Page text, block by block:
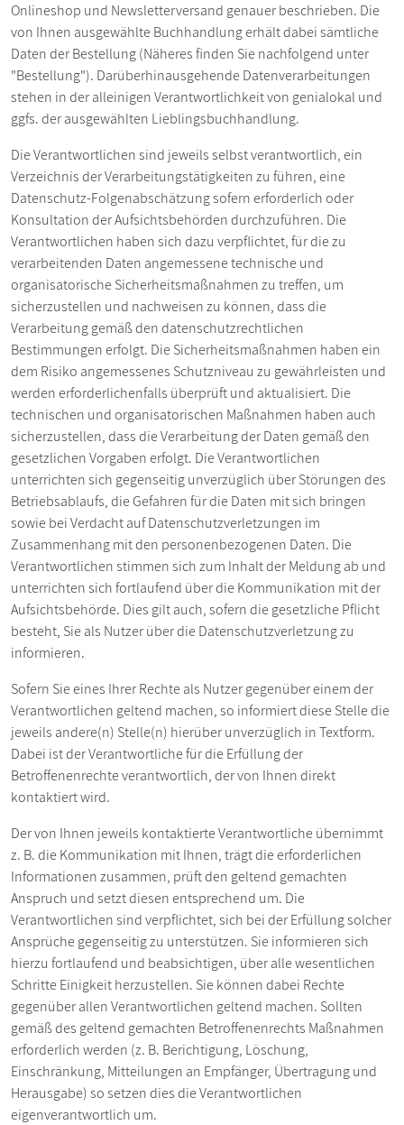
Onlineshop und Newsletterversand genauer beschrieben. Die
von Ihnen ausgewählte Buchhandlung erhält dabei sämtliche
Daten der Bestellung (Näheres finden Sie nachfolgend unter
"Bestellung"). Darüberhinausgehende Datenverarbeitungen
stehen in der alleinigen Verantwortlichkeit von genialokal und
ggfs. der ausgewählten Lieblingsbuchhandlung.
Die Verantwortlichen sind jeweils selbst verantwortlich, ein
Verzeichnis der Verarbeitungstätigkeiten zu führen, eine
Datenschutz-Folgenabschätzung sofern erforderlich oder
Konsultation der Aufsichtsbehörden durchzuführen. Die
Verantwortlichen haben sich dazu verpflichtet, für die zu
verarbeitenden Daten angemessene technische und
organisatorische Sicherheitsmaßnahmen zu treffen, um
sicherzustellen und nachweisen zu können, dass die
Verarbeitung gemäß den datenschutzrechtlichen
Bestimmungen erfolgt. Die Sicherheitsmaßnahmen haben ein
dem Risiko angemessenes Schutzniveau zu gewährleisten und
werden erforderlichenfalls überprüft und aktualisiert. Die
technischen und organisatorischen Maßnahmen haben auch
sicherzustellen, dass die Verarbeitung der Daten gemäß den
gesetzlichen Vorgaben erfolgt. Die Verantwortlichen
unterrichten sich gegenseitig unverzüglich über Störungen des
Betriebsablaufs, die Gefahren für die Daten mit sich bringen
sowie bei Verdacht auf Datenschutzverletzungen im
Zusammenhang mit den personenbezogenen Daten. Die
Verantwortlichen stimmen sich zum Inhalt der Meldung ab und
unterrichten sich fortlaufend über die Kommunikation mit der
Aufsichtsbehörde. Dies gilt auch, sofern die gesetzliche Pflicht
besteht, Sie als Nutzer über die Datenschutzverletzung zu
informieren.
Sofern Sie eines Ihrer Rechte als Nutzer gegenüber einem der
Verantwortlichen geltend machen, so informiert diese Stelle die
jeweils andere(n) Stelle(n) hierüber unverzüglich in Textform.
Dabei ist der Verantwortliche für die Erfüllung der
Betroffenenrechte verantwortlich, der von Ihnen direkt
kontaktiert wird.
Der von Ihnen jeweils kontaktierte Verantwortliche übernimmt
z. B. die Kommunikation mit Ihnen, trägt die erforderlichen
Informationen zusammen, prüft den geltend gemachten
Anspruch und setzt diesen entsprechend um. Die
Verantwortlichen sind verpflichtet, sich bei der Erfüllung solcher
Ansprüche gegenseitig zu unterstützen. Sie informieren sich
hierzu fortlaufend und beabsichtigen, über alle wesentlichen
Schritte Einigkeit herzustellen. Sie können dabei Rechte
gegenüber allen Verantwortlichen geltend machen. Sollten
gemäß des geltend gemachten Betroffenenrechts Maßnahmen
erforderlich werden (z. B. Berichtigung, Löschung,
Einschränkung, Mitteilungen an Empfänger, Übertragung und
Herausgabe) so setzen dies die Verantwortlichen
eigenverantwortlich um.